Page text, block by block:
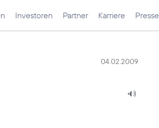
Investoren Partner Karriere Presse
04.02.2009